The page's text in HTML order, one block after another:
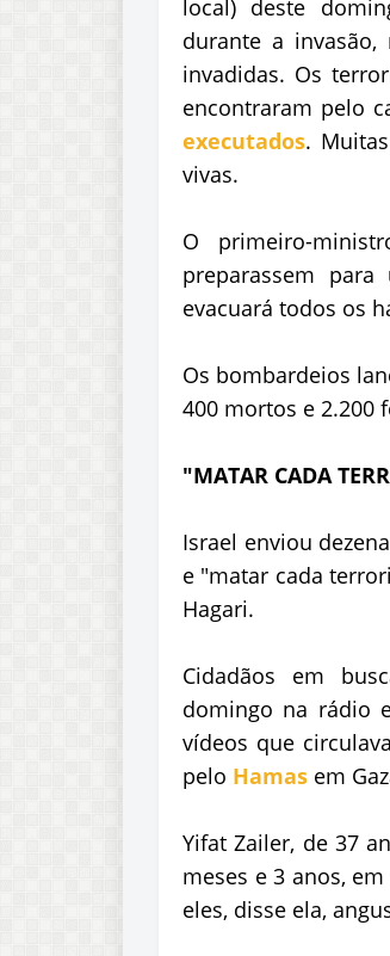
local) deste
durante a
invadidas. Os
encontraram pelo
executados.
vivas.
O primeiro-
preparassem
evacuará todos os
Os bombardeios
400 mortos e 2.200
"MATAR CADA
Israel enviou
e "matar cada
Hagari.
Cidadãos em
domingo na rádio
vídeos que
pelo Hamas em
Yifat Zailer, de 37
meses e 3 anos,
eles, disse ela,